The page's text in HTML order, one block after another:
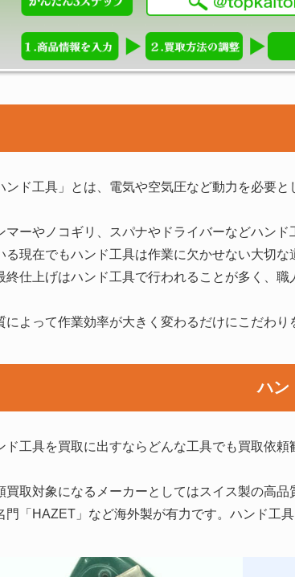
ンド工具」とは、電気や空気圧など動力を必要と
マーやノコギリ、スパナやドライバーなどハン
る現在でもハンド工具は作業に欠かせない大切
終仕上げはハンド工具で行われることが多く、職
によって作業効率が大きく変わるだけにこだわ
ハン
ド工具を買取に出すならどんな工具でも買取依頼
買取対象になるメーカーとしてはスイス製の高
門「HAZET」など海外製が有力です。ハンド工